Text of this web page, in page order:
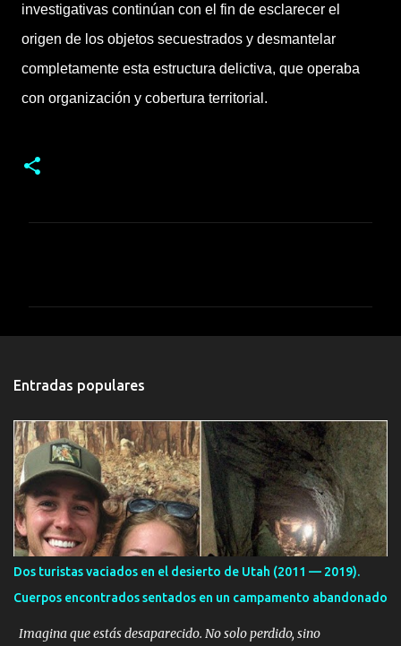
investigativas continúan con el fin de esclarecer el
origen de los objetos secuestrados y desmantelar
completamente esta estructura delictiva, que operaba
con organización y cobertura territorial.
t
r
i
o
s
Entradas populares
Dos turistas vaciados en el desierto de Utah (2011 — 2019).
Cuerpos encontrados sentados en un campamento abandonado
Imagina que estás desaparecido. No solo perdido, sino